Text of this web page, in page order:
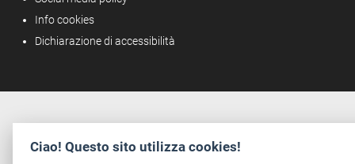
Info cookies
Dichiarazione di accessibilità
Ciao! Questo sito utilizza cookies!